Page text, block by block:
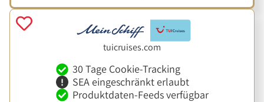
tuicruises.com
30 Tage Cookie-Tracking
SEA eingeschränkt erlaubt
Produktdaten-Feeds verfügbar